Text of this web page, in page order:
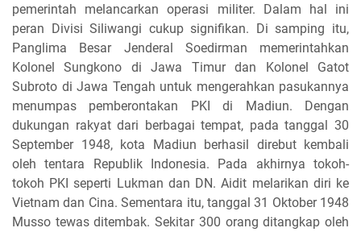
pemerintah melancarkan operasi militer. Dalam hal ini
peran Divisi Siliwangi cukup signifikan. Di samping itu,
Panglima Besar Jenderal Soedirman memerintahkan
Kolonel Sungkono di Jawa Timur dan Kolonel Gatot
Subroto di Jawa Tengah untuk mengerahkan pasukannya
menumpas pemberontakan PKI di Madiun. Dengan
dukungan rakyat dari berbagai tempat, pada tanggal 30
September 1948, kota Madiun berhasil direbut kembali
oleh tentara Republik Indonesia. Pada akhirnya tokoh-
tokoh PKI seperti Lukman dan DN. Aidit melarikan diri ke
Vietnam dan Cina. Sementara itu, tanggal 31 Oktober 1948
Musso tewas ditembak. Sekitar 300 orang ditangkap oleh